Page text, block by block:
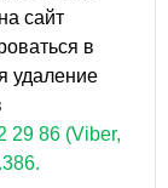
сайт
в
удаление
29 86 (Viber,